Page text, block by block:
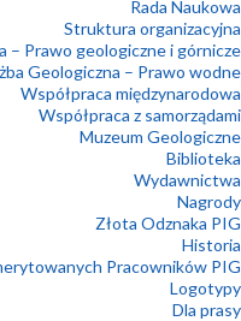
Rada Naukowa
Struktura organizacyjna
– Prawo geologiczne i górnicze
Geologiczna – Prawo wodne
Współpraca międzynarodowa
Współpraca z samorządami
Muzeum Geologiczne
Biblioteka
Wydawnictwa
Nagrody
Złota Odznaka PIG
Historia
Pracowników PIG
Logotypy
Dla prasy